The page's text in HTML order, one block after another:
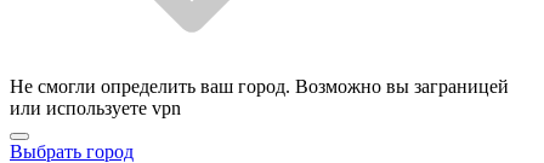
Не смогли определить ваш город. Возможно вы заграницей
или используете vpn
Выбрать город